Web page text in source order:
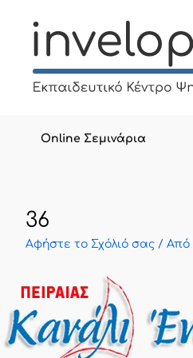
Online Σεμινάρια
36
Αφήστε το Σχόλιό σας / Από